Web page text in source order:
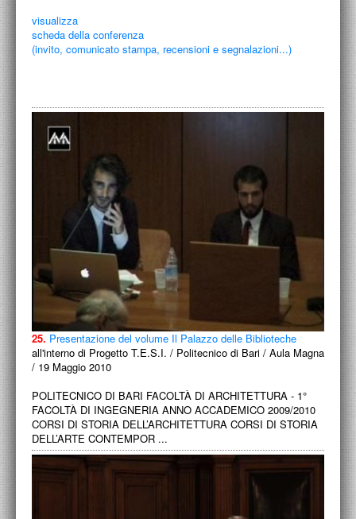
visualizza
scheda della conferenza
(invito, comunicato stampa, recensioni e segnalazioni...)
25. Presentazione del volume Il Palazzo delle Biblioteche
all'interno di Progetto T.E.S.I. / Politecnico di Bari / Aula Magna
/ 19 Maggio 2010
POLITECNICO DI BARI FACOLTÀ DI ARCHITETTURA - 1°
FACOLTÀ DI INGEGNERIA ANNO ACCADEMICO 2009/2010
CORSI DI STORIA DELL’ARCHITETTURA CORSI DI STORIA
DELL’ARTE CONTEMPOR ...